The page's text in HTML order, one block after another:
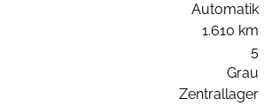
Automatik
1.610 km
5
Grau
Zentrallager